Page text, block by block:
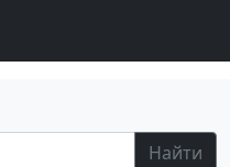
Найти